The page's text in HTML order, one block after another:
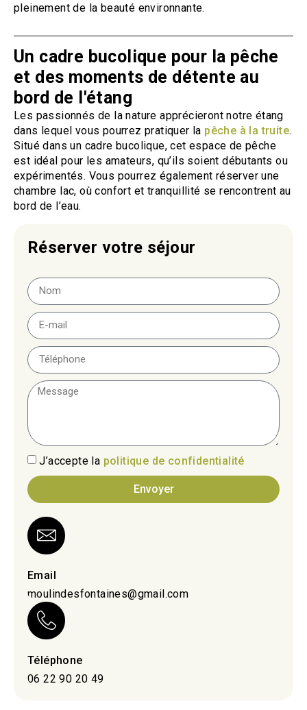
pleinement de la beauté environnante.
Un cadre bucolique pour la pêche
et des moments de détente au
bord de l'étang
Les passionnés de la nature apprécieront notre étang
dans lequel vous pourrez pratiquer la pêche à la truite.
Situé dans un cadre bucolique, cet espace de pêche
est idéal pour les amateurs, qu’ils soient débutants ou
expérimentés. Vous pourrez également réserver une
chambre lac, où confort et tranquillité se rencontrent au
bord de l’eau.
Réserver votre séjour
J’accepte la politique de confidentialité
Envoyer
Email
moulindesfontaines@gmail.com
Téléphone
06 22 90 20 49